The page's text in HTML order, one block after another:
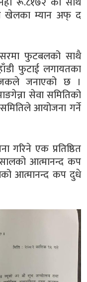
खेलका म्यान अफ् द
फुटबलको साथै
फुटाई लगायतका
जनाएको छ ।
सेवा समितिको
आयोजना गर्ने
गरिने एक प्रतिष्ठित
आत्मानन्द कप
आत्मानन्द कप दुधे